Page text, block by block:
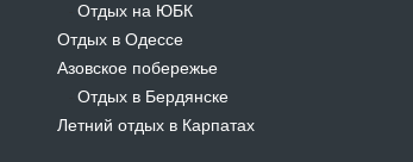
Отдых на ЮБК
Отдых в Одессе
Азовское побережье
Отдых в Бердянске
Летний отдых в Карпатах